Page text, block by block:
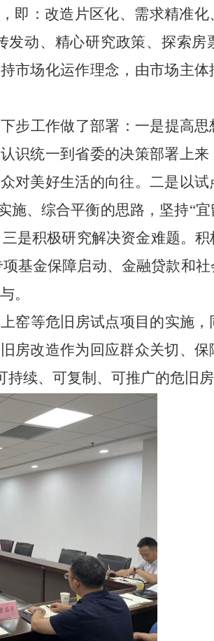
， 即： 改造片区化、需求精准
发动、精心研究政策、 探索房
市场化运作理念，由市场主体
下步工作做了部署：一是提高思
识统一到省委的决策部署上
对美好生活的向往。二是 以试
施、综合平衡的思路，坚持“宜
三是积极研究解决资金难题。积
基金保障启动、金融贷款和
。
窑等危旧房试点项目 的实施，
房改造作为回应群众关切、
续、可复制、可推广的危旧